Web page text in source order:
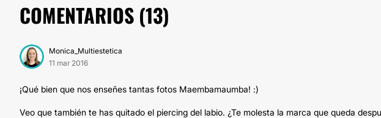
COMENTARIOS (13)
Monica_Multiestetica
11 mar 2016
¡Qué bien que nos enseñes tantas fotos Maembamaumba! :)
Veo que también te has quitado el piercing del labio. ¿Te molesta la marca que queda